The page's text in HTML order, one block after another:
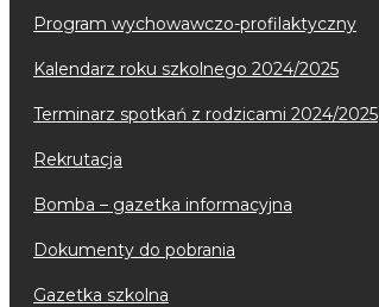
program wychowawczo-profilaktyczny
kalendarz roku szkolnego 2024/2025
terminarz spotkań z rodzicami 2024/2025
rekrutacja
bomba – gazetka informacyjna
dokumenty do pobrania
gazetka szkolna